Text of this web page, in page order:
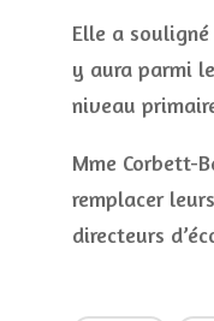
Elle a
y aura parmi
niveau
Mme Corbett-
remplacer
directeurs